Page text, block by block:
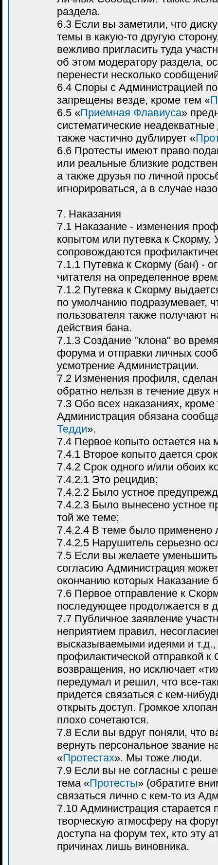
раздела.
6.3 Если вы заметили, что
темы в какую-то другую
вежливо пригласить туда
об этом модератору раздела,
перенести несколько
6.4 Споры с Администрацией
запрещены везде, кроме тем «
6.5 «Приемная Флавиуса»
систематические
также частично дублирует «
6.6 Протесты имеют право
или реальные близкие
а также друзья по личной
игнорироваться, а в случае
7. Наказания
7.1 Наказание - изменения
копытом или путевка к Скорму.
сопровождаются
7.1.1 Путевка к Скорму (бан) -
читателя на определенное
7.1.2 Путевка к Скорму
по умолчанию подразумевает,
пользователя также получают
действия бана.
7.1.3 Создание "клона" во
форума и отправки личных
усмотрение Администрации.
7.2 Изменения профиля,
обратно нельзя в течение двух
7.3 Обо всех наказаниях,
Администрация обязана
Тедди».
7.4 Первое копыто остается на
7.4.1 Второе копыто дается
7.4.2 Срок одного и/или обоих
7.4.2.1 Это рецидив;
7.4.2.2 Было устное
7.4.2.3 Было вынесено устное
той же теме;
7.4.2.4 В теме было применено
7.4.2.5 Нарушитель серьезно
7.5 Если вы желаете
согласию Администрация
окончанию которых Наказание
7.6 Первое отправление к
последующее продолжается в
7.7 Публичное заявление
неприятием правил,
высказываемыми идеями и т.д.,
профилактической отправкой
возвращения, но исключает
передумал и решил, что все-
придется связаться с кем-
открыть доступ. Громкое
плохо сочетаются.
7.8 Если вы вдруг поняли, что
вернуть персональное звание
«Протестах». Мы тоже люди.
7.9 Если вы не согласны с
тема «Протесты» (обратите
связаться лично с кем-то из
7.10 Администрация
творческую атмосферу на
доступа на форум тех, кто эту
причинах лишь виновника.